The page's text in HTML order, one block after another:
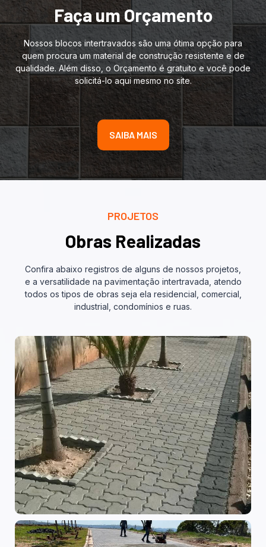
Faça um Orçamento
Nossos blocos intertravados são uma ótima opção para
quem procura um material de construção resistente e de
qualidade. Além disso, o Orçamento é gratuito e você pode
solicitá-lo aqui mesmo no site.
SAIBA MAIS
PROJETOS
Obras Realizadas
Confira abaixo registros de alguns de nossos projetos,
e a versatilidade na pavimentação intertravada, atendo
todos os tipos de obras seja ela residencial, comercial,
industrial, condomínios e ruas.